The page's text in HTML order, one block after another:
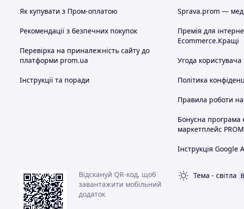
Як купувати з Пром-оплатою
Рекомендації з безпечних покупок
Перевірка на приналежність сайту до
платформи prom.ua
Інструкції та поради
Sprava.prom —
Премія для
Ecommerce.Кращі
Угода користувача
Політика
Правила роботи
Бонусна програма
маркетплейс PROM
Інструкція Google
Відскануй QR-код, щоб
завантажити мобільний
додаток
Тема - світла